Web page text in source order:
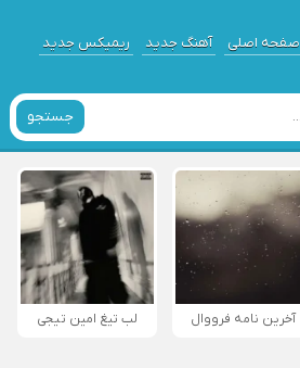
صفحه اصلی آهنگ جدید ریمیکس جدید
جستجو
آخرین نامه فرووال لب تیغ امین تیجی